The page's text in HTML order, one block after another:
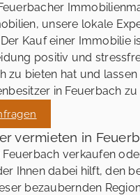
unsere lokale
Kauf einer Immobilie
positiv und
zu bieten hat und
in Feuerbach zu
vermieten in
verkaufen
Ihnen dabei hilft, den
bezaubernden